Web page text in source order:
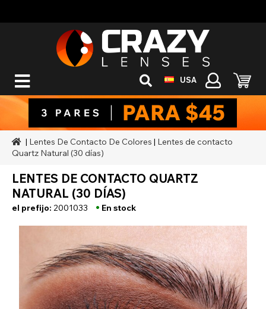
USA
| Lentes De Contacto De Colores | Lentes de contacto
Quartz Natural (30 días)
LENTES DE CONTACTO QUARTZ
NATURAL (30 DÍAS)
el prefijo: 2001033 • En stock